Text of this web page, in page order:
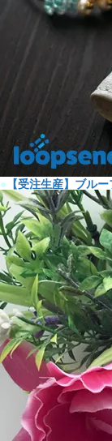
● 【受注生産】ブル